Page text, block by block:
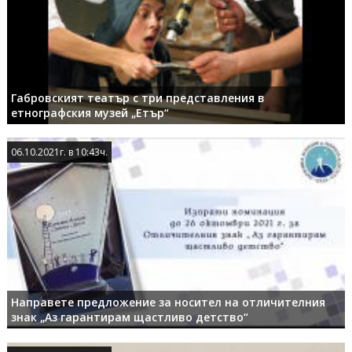
Габровският театър с три представления в
етнографския музей „Етър“
Направете предложение за носител на отличителния
знак „Аз гарантирам щастливо детство“
06.10.2021г. в 10:43ч.
06.10.2021г. в 10:43ч.